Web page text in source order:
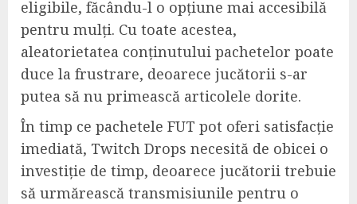
eligibile, făcându-l o opțiune mai accesibilă
pentru mulți. Cu toate acestea,
aleatorietatea conținutului pachetelor poate
duce la frustrare, deoarece jucătorii s-ar
putea să nu primească articolele dorite.
În timp ce pachetele FUT pot oferi satisfacție
imediată, Twitch Drops necesită de obicei o
investiție de timp, deoarece jucătorii trebuie
să urmărească transmisiunile pentru o